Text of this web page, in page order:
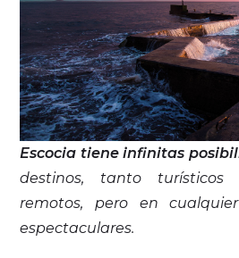
Escocia tiene infinitas
destinos, tanto
remotos, pero en
espectaculares.